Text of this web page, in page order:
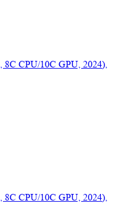
CPU/10C GPU, 2024),
CPU/10C GPU, 2024),